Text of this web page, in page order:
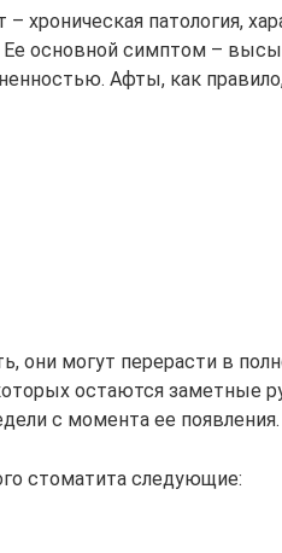
патология,
Ее основной симптом –
Афты, как
они могут перерасти в
остаются заметные
с момента ее появления.
стоматита следующие: